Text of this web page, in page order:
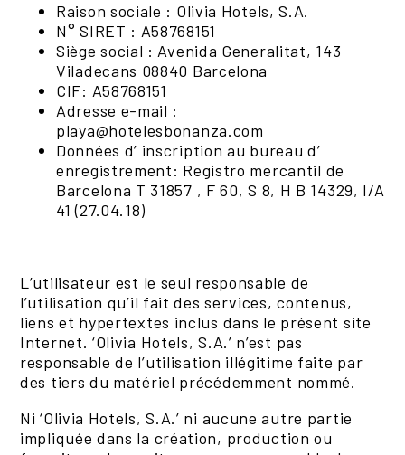
Raison sociale : Olivia Hotels, S.A.
N° SIRET : A58768151
Siège social : Avenida Generalitat, 143
Viladecans 08840 Barcelona
CIF: A58768151
Adresse e-mail :
playa@hotelesbonanza.com
Données d’ inscription au bureau d’
enregistrement: Registro mercantil de
Barcelona T 31857 , F 60, S 8, H B 14329, I/A
41 (27.04.18)
L’utilisateur est le seul responsable de
l’utilisation qu’il fait des services, contenus,
liens et hypertextes inclus dans le présent site
Internet. ‘Olivia Hotels, S.A.’ n’est pas
responsable de l’utilisation illégitime faite par
des tiers du matériel précédemment nommé.
Ni ‘Olivia Hotels, S.A.’ ni aucune autre partie
impliquée dans la création, production ou